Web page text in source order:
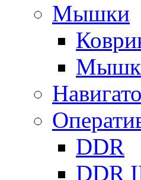
Мышки
DDR
DDR